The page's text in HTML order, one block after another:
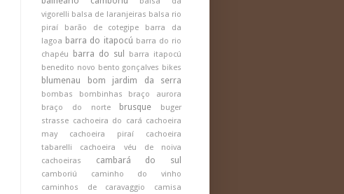
vigorelli balsa de laranjeiras balsa rio
piraí
barão de cotegipe
barra da
lagoa barra do itapocú barra do rio
chapéu
barra do sul
barra itapocú
benedito novo bento gonçalves bikes
blumenau bom jardim da serra
bombas bombinhas
braço aurora
braço do norte
brusque
buger
strasse cachoeira do cará cachoeira
may
cachoeira piraí
cachoeira
tabarelli
cachoeira véu de noiva
cachoeiras
cambará do sul
camboriú
caminho do vinho
caminhos de caravaggio
camisa